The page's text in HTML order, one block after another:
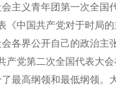
青年团第一次全国代
国共产党对于时局的
各界公开自己的政治主张
第二次全国代表大会在
最高纲领和最低纲领